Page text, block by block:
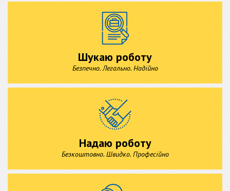
Шукаю роботу
Безпечно. Легально. Надійно
Надаю роботу
Безкоштовно. Швидко. Професійно